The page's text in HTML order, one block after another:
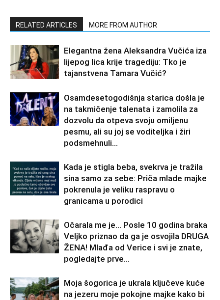
RELATED ARTICLES MORE FROM AUTHOR
Elegantna žena Aleksandra Vučića iza
lijepog lica krije tragediju: Tko je
tajanstvena Tamara Vučić?
Osamdesetogodišnja starica došla je
na takmičenje talenata i zamolila za
dozvolu da otpeva svoju omiljenu
pesmu, ali su joj se voditeljka i žiri
podsmehnuli...
Kada je stigla beba, svekrva je tražila
sina samo za sebe: Priča mlade majke
pokrenula je veliku raspravu o
granicama u porodici
Očarala me je… Posle 10 godina braka
Veljko priznao da ga je osvojila DRUGA
ŽENA! Mlađa od Verice i svi je znate,
pogledajte prve...
Moja šogorica je ukrala ključeve kuće
na jezeru moje pokojne majke kako bi